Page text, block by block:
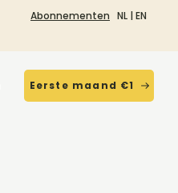
Abonnementen NL | EN
Eerste maand €1